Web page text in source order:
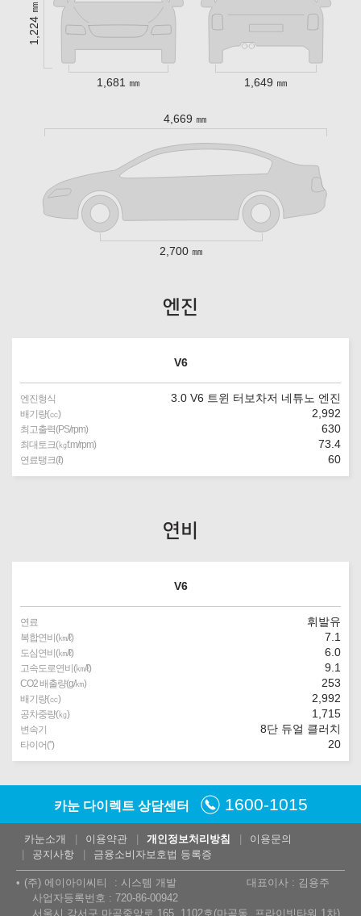
1,224 ㎜
1,681 ㎜ 1,649 ㎜
4,669 ㎜
2,700 ㎜
엔진
V6
엔진형식 3.0 V6 트윈 터보차저 네튜노 엔진
배기량(㏄) 2,992
최고출력(PS/rpm) 630
최대토크(㎏f.m/rpm) 73.4
연료탱크(ℓ) 60
연비
V6
연료 휘발유
복합연비(㎞/ℓ) 7.1
도심연비(㎞/ℓ) 6.0
고속도로연비(㎞/ℓ) 9.1
CO2 배출량(g/㎞) 253
배기량(㏄) 2,992
공차중량(㎏) 1,715
변속기 8단 듀얼 클러치
타이어(″) 20
카눈 다이렉트 상담센터 1600-1015
카눈소개 이용약관 개인정보처리방침
이용문의
공지사항
금융소비자보호법 등록증
(주) 에이아이씨티 시스템 개발
대표이사 : 김용주
사업자등록번호 : 720-86-00942
서울시 강서구 마곡중앙로 165, 1102호(마곡동, 프라이빗타워 1차)